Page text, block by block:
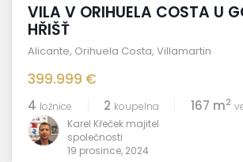
VILA V ORIHUELA COSTA U
HŘIŠŤ
Alicante, Orihuela Costa, Villamartin
399.999 €
4 ložnice 2 koupelna 167 m2
Karel Křeček majitel
společnosti
19 prosince, 2024